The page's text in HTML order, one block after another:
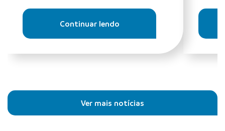
Continuar lendo
Ver mais notícias